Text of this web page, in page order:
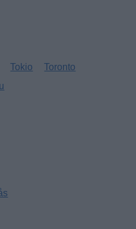
Tokio
Toronto